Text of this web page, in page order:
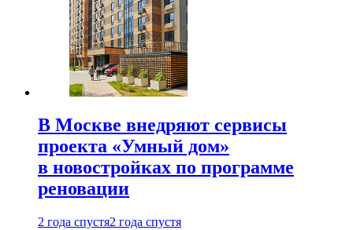
В Москве внедряют сервисы
проекта «Умный дом»
в новостройках по программе
реновации
2 года спустя2 года спустя